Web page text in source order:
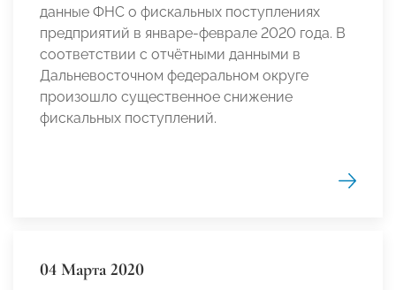
данные ФНС о фискальных поступлениях
предприятий в январе-феврале 2020 года. В
соответствии с отчётными данными в
Дальневосточном федеральном округе
произошло существенное снижение
фискальных поступлений.
04 Марта 2020